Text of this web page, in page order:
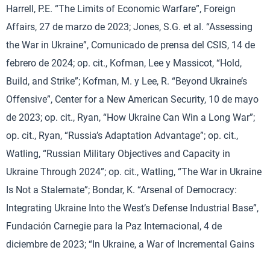
Harrell, P.E. “The Limits of Economic Warfare”, Foreign
Affairs, 27 de marzo de 2023; Jones, S.G. et al. “Assessing
the War in Ukraine”, Comunicado de prensa del CSIS, 14 de
febrero de 2024; op. cit., Kofman, Lee y Massicot, “Hold,
Build, and Strike”; Kofman, M. y Lee, R. “Beyond Ukraine’s
Offensive”, Center for a New American Security, 10 de mayo
de 2023; op. cit., Ryan, “How Ukraine Can Win a Long War”;
op. cit., Ryan, “Russia’s Adaptation Advantage”; op. cit.,
Watling, “Russian Military Objectives and Capacity in
Ukraine Through 2024”; op. cit., Watling, “The War in Ukraine
Is Not a Stalemate”; Bondar, K. “Arsenal of Democracy:
Integrating Ukraine Into the West’s Defense Industrial Base”,
Fundación Carnegie para la Paz Internacional, 4 de
diciembre de 2023; “In Ukraine, a War of Incremental Gains